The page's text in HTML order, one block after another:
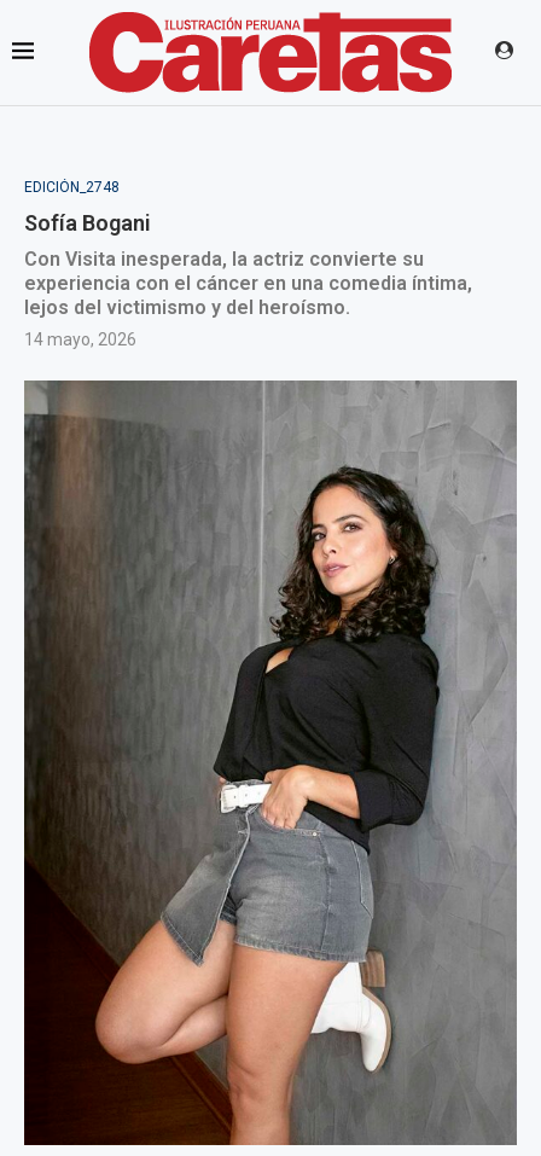
EDICIÓN_2748
Sofía Bogani
Con Visita inesperada, la actriz convierte su
experiencia con el cáncer en una comedia íntima,
lejos del victimismo y del heroísmo.
14 mayo, 2026